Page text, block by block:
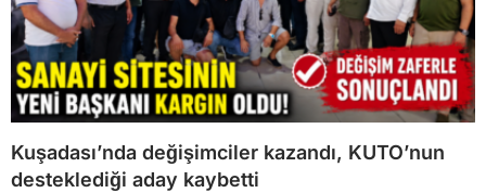
Kuşadası’nda değişimciler kazandı, KUTO’nun
desteklediği aday kaybetti